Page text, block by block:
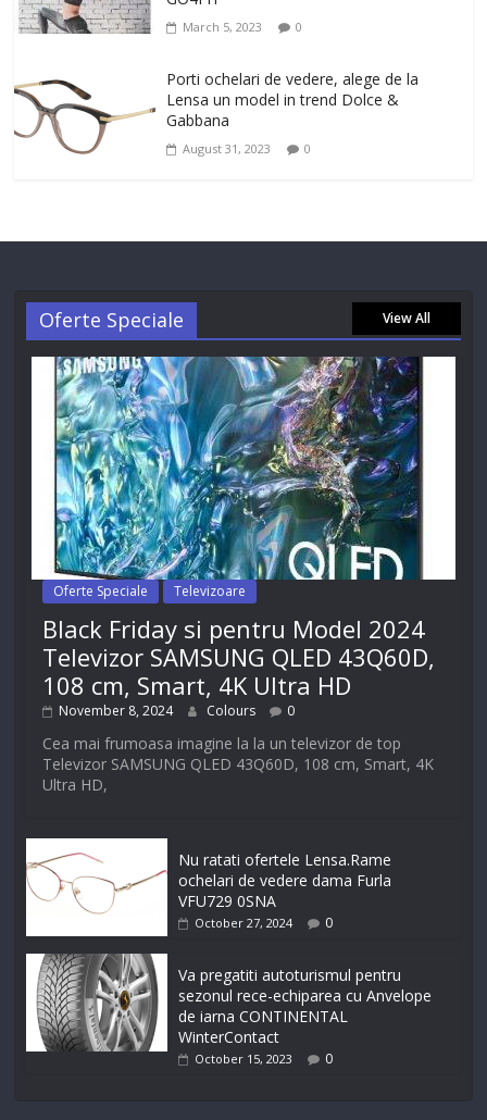
March 5, 2023 0
Porti ochelari de vedere, alege de la
Lensa un model in trend Dolce &
Gabbana
August 31, 2023 0
Oferte Speciale View All
Oferte Speciale Televizoare
Black Friday si pentru Model 2024
Televizor SAMSUNG QLED 43Q60D,
108 cm, Smart, 4K Ultra HD
November 8, 2024 Colours 0
Cea mai frumoasa imagine la la un televizor de top
Televizor SAMSUNG QLED 43Q60D, 108 cm, Smart, 4K
Ultra HD,
Nu ratati ofertele Lensa.Rame
ochelari de vedere dama Furla
VFU729 0SNA
October 27, 2024 0
Va pregatiti autoturismul pentru
sezonul rece-echiparea cu Anvelope
de iarna CONTINENTAL
WinterContact
October 15, 2023 0